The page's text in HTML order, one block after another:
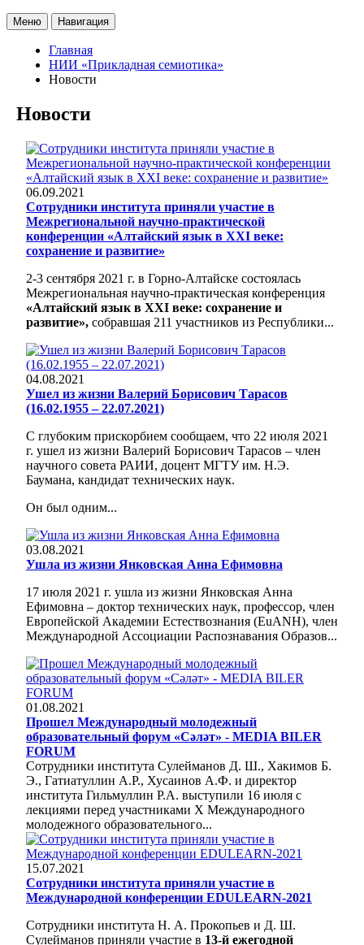
Меню Навигация
Главная
НИИ «Прикладная семиотика»
Новости
Новости
06.09.2021
Сотрудники института приняли участие в
Межрегиональной научно-практической
конференции «Алтайский язык в ХХI веке:
сохранение и развитие»
2-3 сентября 2021 г. в Горно-Алтайске состоялась
Межрегиональная научно-практическая конференция
«Алтайский язык в ХХI веке: сохранение и
развитие», собравшая 211 участников из Республики...
04.08.2021
Ушел из жизни Валерий Борисович Тарасов
(16.02.1955 – 22.07.2021)
С глубоким прискорбием сообщаем, что 22 июля 2021
г. ушел из жизни Валерий Борисович Тарасов – член
научного совета РАИИ, доцент МГТУ им. Н.Э.
Баумана, кандидат технических наук.
Он был одним...
03.08.2021
Ушла из жизни Янковская Анна Ефимовна
17 июля 2021 г. ушла из жизни Янковская Анна
Ефимовна – доктор технических наук, профессор, член
Европейской Академии Естествознания (EuANH), член
Международной Ассоциации Распознавания Образов...
01.08.2021
Прошел Международный молодежный
образовательный форум «Cәләт» - MEDIA BILER
FORUM
Сотрудники института Сулейманов Д. Ш., Хакимов Б.
Э., Гатиатуллин А.Р., Хусаинов А.Ф. и директор
института Гильмуллин Р.А. выступили 16 июля с
лекциями перед участниками X Международного
молодежного образовательного...
15.07.2021
Сотрудники института приняли участие в
Международной конференции EDULEARN-2021
Сотрудники института Н. А. Прокопьев и Д. Ш.
Сулейманов приняли участие в 13-й ежегодной